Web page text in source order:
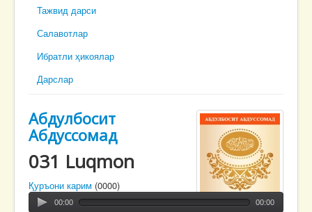
Тажвид дарси
Салавотлар
Ибратли ҳикоялар
Дарслар
Абдулбосит
Абдуссомад
031 Luqmon
Қуръони карим (0000)
00:00 00:00